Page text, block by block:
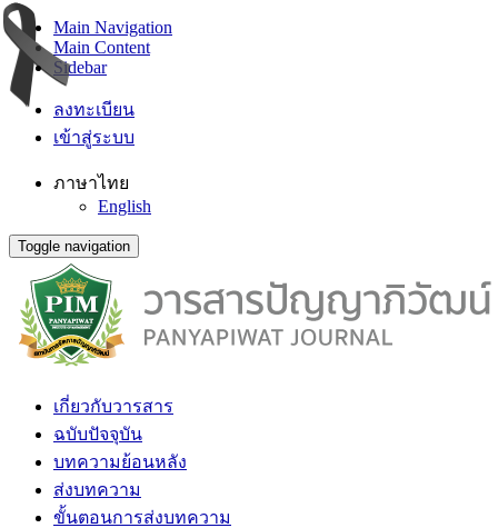
Main Navigation
Main Content
Sidebar
ลงทะเบียน
เข้าสู่ระบบ
ภาษาไทย
English
Toggle navigation
เกี่ยวกับวารสาร
ฉบับปัจจุบัน
บทความย้อนหลัง
ส่งบทความ
ขั้นตอนการส่งบทความ